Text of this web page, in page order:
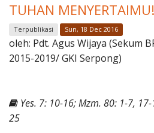
Klasis dan Jemaat
Berita Kegiatan
Materi
TUHAN MENYERTAIMU!
Terpublikasi Sun, 18 Dec 2016
oleh: Pdt. Agus Wijaya (Sekum
2015-2019/ GKI Serpong)
Yes. 7: 10-16; Mzm. 80: 1-7,
25